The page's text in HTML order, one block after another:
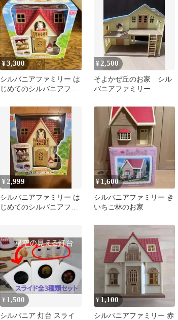
¥3,300
シルバニアファミリー は
じめてのシルバニアファ
¥ 2,500
そよかぜ丘のお家 シル
バニアファミリー
¥ 2,999
シルバニアファミリー は
じめてのシルバニアファ
¥ 1,600
シルバニアファミリー き
いちご林のお家
¥ 1,500
シルバニア 灯台 スライ
¥ 1,100
シルバニアファミリー 赤